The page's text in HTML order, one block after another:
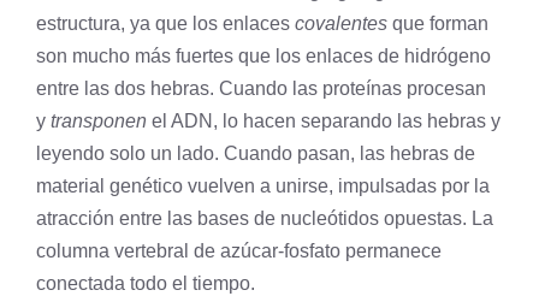
estructura, ya que los enlaces covalentes que forman
son mucho más fuertes que los enlaces de hidrógeno
entre las dos hebras. Cuando las proteínas procesan
y transponen el ADN, lo hacen separando las hebras y
leyendo solo un lado. Cuando pasan, las hebras de
material genético vuelven a unirse, impulsadas por la
atracción entre las bases de nucleótidos opuestas. La
columna vertebral de azúcar-fosfato permanece
conectada todo el tiempo.